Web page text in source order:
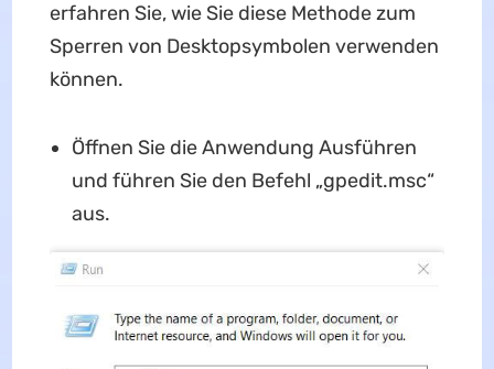
erfahren Sie, wie Sie diese Methode zum
Sperren von Desktopsymbolen verwenden
können.
Öffnen Sie die Anwendung Ausführen
und führen Sie den Befehl „gpedit.msc“
aus.